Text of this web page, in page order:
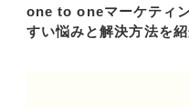
one to oneマーケティ
すい悩みと解決方法を